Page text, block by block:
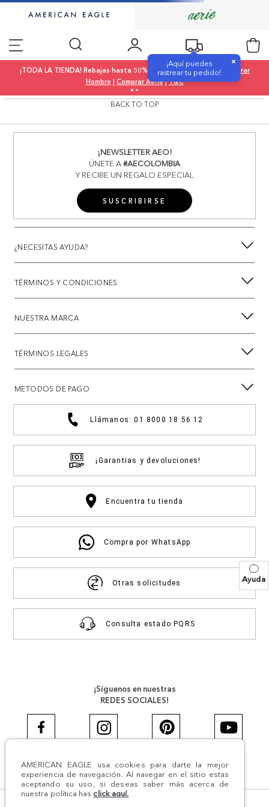
Ayuda
AMERICAN EAGLE usa cookies para darte la mejor
experiencia de navegación. Al navegar en el sitio estas
aceptando su uso, si deseas saber más acerca de
nuestra política has click aquí.
¡Aquí puedes
rastrear tu pedido!
×
¡TODA LA TIENDA! Rebajas hasta 50% OFF |Comprar Mujer|
Comprar
Hombre | Comprar Aerie|T&C
BACK TO TOP
¡NEWSLETTER AEO!
ÚNETE A#AECOLOMBIA
Y RECIBE UN REGALO ESPECIAL
SUSCRIBIRSE
¿NECESITAS AYUDA?
TÉRMINOS Y CONDICIONES
NUESTRA MARCA
TÉRMINOS LEGALES
METODOS DE PAGO
Llámanos: 01 8000 18 56 12
¡Garantias y devoluciones!
Encuentra tu tienda
Compra por WhatsApp
Otras solicitudes
Consulta estado PQRS
¡Síguenos en nuestras
REDES SOCIALES!
#AEJEANS #AerieREALCOL